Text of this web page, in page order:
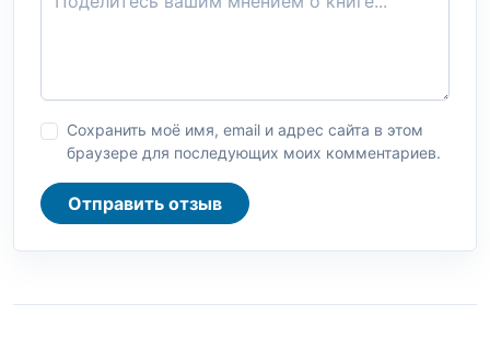
Сохранить моё имя, email и адрес сайта в этом
браузере для последующих моих комментариев.
Отправить отзыв